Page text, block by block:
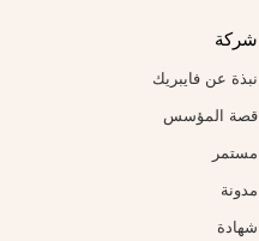
شركة
نبذة عن فايبريك
قصة المؤسس
مستمر
مدونة
شهادة